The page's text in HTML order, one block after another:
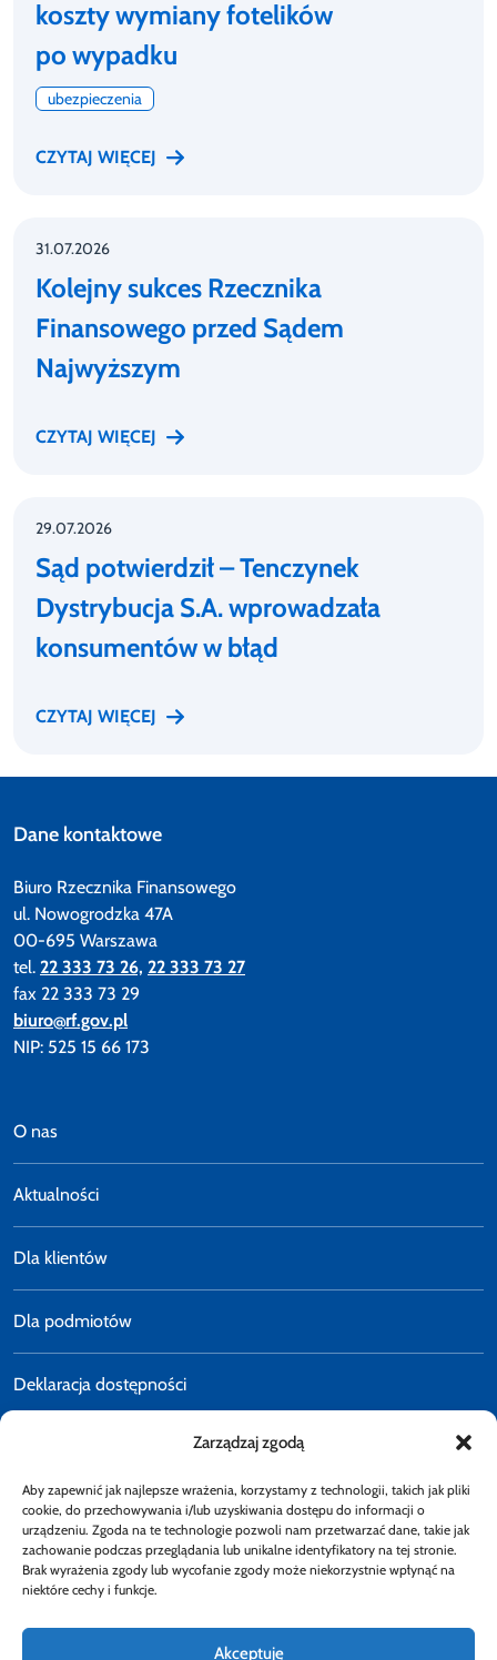
Zarządzaj zgodą
Aby zapewnić jak najlepsze wrażenia, korzystamy z technologii, takich jak pliki
cookie, do przechowywania i/lub uzyskiwania dostępu do informacji o
urządzeniu. Zgoda na te technologie pozwoli nam przetwarzać dane, takie jak
zachowanie podczas przeglądania lub unikalne identyfikatory na tej stronie.
Brak wyrażenia zgody lub wycofanie zgody może niekorzystnie wpłynąć na
niektóre cechy i funkcje.
Akceptuję
koszty wymiany fotelików
po wypadku
ubezpieczenia
CZYTAJ WIĘCEJ
31.07.2026
Kolejny sukces Rzecznika
Finansowego przed Sądem
Najwyższym
CZYTAJ WIĘCEJ
29.07.2026
Sąd potwierdził – Tenczynek
Dystrybucja S.A. wprowadzała
konsumentów w błąd
CZYTAJ WIĘCEJ
Dane kontaktowe
Biuro Rzecznika Finansowego
ul. Nowogrodzka 47A
00-695 Warszawa
tel. 22 333 73 26, 22 333 73 27
fax 22 333 73 29
biuro@rf.gov.pl
NIP: 525 15 66 173
O nas
Aktualności
Dla klientów
Dla podmiotów
Deklaracja dostępności
E-faktury
Dostępność